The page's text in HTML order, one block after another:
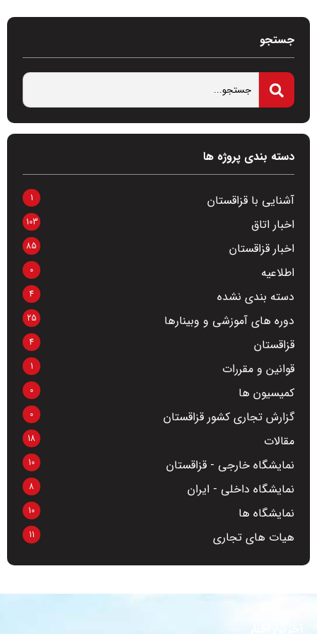
جستجو
دسته بندی پروژه ها
آشنایی با قزاقستان 1
اخبار اتاق 103
اخبار قزاقستان 85
اطلاعیه 0
دسته بندی نشده 4
دوره های آموزشی و وبینارها 25
قزاقستان 4
قوانین و مقررات 1
کمیسیون ها 0
گزارش تجاری کشور قزاقستان 0
مقالات 18
نمایشگاه خارجی - قزاقستان 10
نمایشگاه داخلی - ایران 8
نمایشگاه ها 10
هیات های تجاری 11